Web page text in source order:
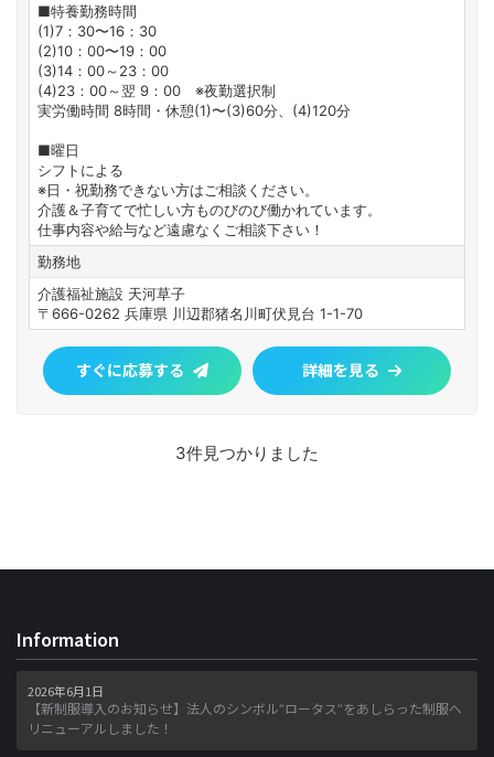
■特養勤務時間
(1)7：30〜16：30
(2)10：00〜19：00
(3)14：00～23：00
(4)23：00～翌 9：00 ※夜勤選択制
実労働時間 8時間・休憩(1)〜(3)60分、(4)120分
■曜日
シフトによる
※日・祝勤務できない方はご相談ください。
介護＆子育てで忙しい方ものびのび働かれています。
仕事内容や給与など遠慮なくご相談下さい！
勤務地
介護福祉施設 天河草子
〒666-0262 兵庫県 川辺郡猪名川町伏見台 1-1-70
すぐに応募する 詳細を見る
3件見つかりました
Information
【新制服導入のお知らせ】法人のシンボル“ロータス”をあしらった制服へ
リニューアルしました！
2026年6月1日